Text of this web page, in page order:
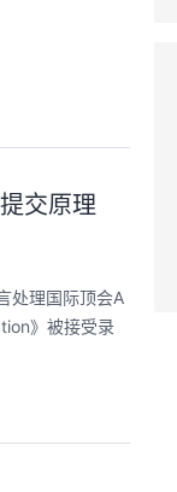
交原理
处理国际顶会A
》被接受录